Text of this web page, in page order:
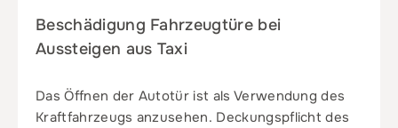
Beschädigung Fahrzeugtüre bei
Aussteigen aus Taxi
Das Öffnen der Autotür ist als Verwendung des
Kraftfahrzeugs anzusehen. Deckungspflicht des